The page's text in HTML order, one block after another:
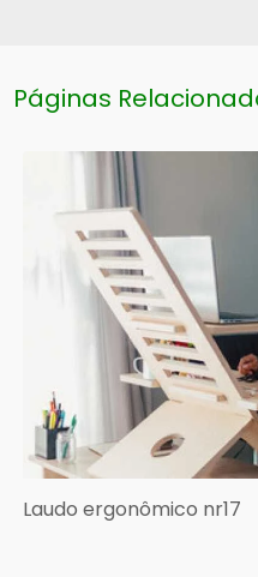
Páginas
Laudo ergonômico nr17